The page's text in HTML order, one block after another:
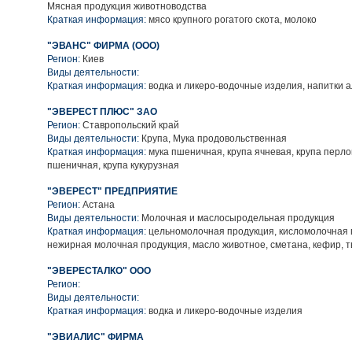
Мясная продукция животноводства
Краткая информация: мясо крупного рогатого скота, молоко
"ЭВАНС" ФИРМА (ООО)
Регион: Киев
Виды деятельности:
Краткая информация: водка и ликеро-водочные изделия, напитки
"ЭВЕРЕСТ ПЛЮС" ЗАО
Регион: Ставропольский край
Виды деятельности: Крупа, Мука продовольственная
Краткая информация: мука пшеничная, крупа ячневая, крупа
пшеничная, крупа кукурузная
"ЭВЕРЕСТ" ПРЕДПРИЯТИЕ
Регион: Астана
Виды деятельности: Молочная и маслосыродельная продукция
Краткая информация: цельномолочная продукция, кисломолочная
нежирная молочная продукция, масло животное, сметана, кефир,
"ЭВЕРЕСТАЛКО" ООО
Регион:
Виды деятельности:
Краткая информация: водка и ликеро-водочные изделия
"ЭВИАЛИС" ФИРМА